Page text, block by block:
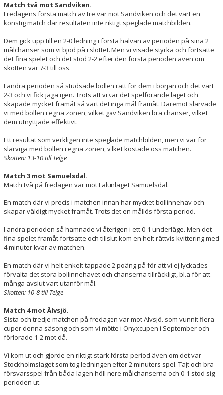
Match två mot Sandviken.
Fredagens första match av tre var mot Sandviken och det vart en
konstig match där resultaten inte riktigt speglade matchbilden.
Dem gick upp till en 2-0 ledning i första halvan av perioden på sina 2
målchanser som vi bjöd på i slottet. Men vi visade styrka och fortsatte
det fina spelet och det stod 2-2 efter den första perioden även om
skotten var 7-3 till oss.
I andra perioden så studsade bollen rätt för dem i början och det vart
2-3 och vi fick jaga igen. Trots att vi var det spelförande laget och
skapade mycket framåt så vart det inga mål framåt. Däremot slarvade
vi med bollen i egna zonen, vilket gav Sandviken bra chanser, vilket
dem utnyttjade effektivt.
Ett resultat som verkligen inte speglade matchbilden, men vi var för
slarviga med bollen i egna zonen, vilket kostade oss matchen.
Skotten: 13-10 till Telge
Match 3 mot Samuelsdal.
Match två på fredagen var mot Falunlaget Samuelsdal.
En match där vi precis i matchen innan har mycket bollinnehav och
skapar väldigt mycket framåt. Trots det en mållös första period.
I andra perioden så hamnade vi återigen i ett 0-1 underläge. Men det
fina spelet framåt fortsatte och tillslut kom en helt rättvis kvittering med
4 minuter kvar av matchen.
En match där vi helt enkelt tappade 2 poäng på för att vi ej lyckades
förvalta det stora bollinnehavet och chanserna tillräckligt, bl.a för att
många avslut vart utanför mål.
Skotten: 10-8 till Telge
Match 4 mot Älvsjö.
Sista och tredje matchen på fredagen var mot Älvsjö. som vunnit flera
cuper denna säsong och som vi mötte i Onyxcupen i September och
förlorade 1-2 mot då.
Vi kom ut och gjorde en riktigt stark första period även om det var
Stockholmslaget som tog ledningen efter 2 minuters spel. Tajt och bra
försvarsspel från båda lagen höll nere målchanserna och 0-1 stod sig
perioden ut.